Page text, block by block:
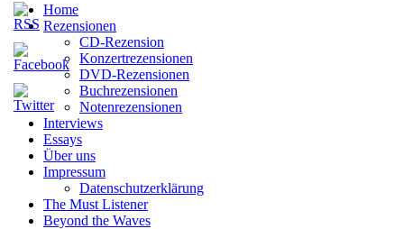
Home
Rezensionen
CD-Rezension
Konzertrezensionen
DVD-Rezensionen
Buchrezensionen
Notenrezensionen
Interviews
Essays
Über uns
Impressum
Datenschutzerklärung
The Must Listener
Beyond the Waves